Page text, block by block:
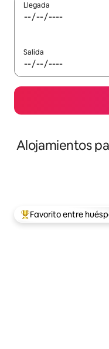
Llegada
Salida
Alojamientos
De los mejores en
Favorito entre